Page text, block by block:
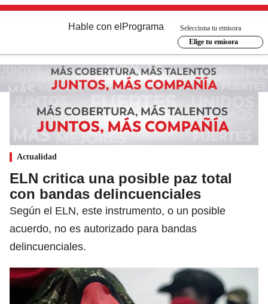
Hable con el Programa
Selecciona tu emisora
Elige tu emisora
Actualidad
ELN critica una posible paz total
con bandas delincuenciales
Según el ELN, este instrumento, o un posible
acuerdo, no es autorizado para bandas
delincuenciales.